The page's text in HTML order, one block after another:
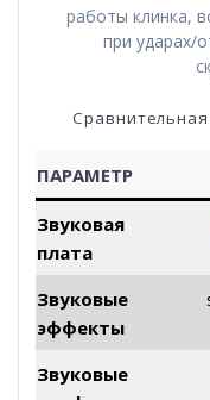
работы клинка,
при ударах/
ПАРАМЕТР
Звуковая
плата
Звуковые
эффекты
Звуковые